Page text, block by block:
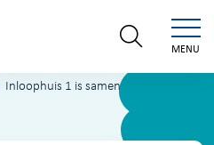
MENU
Inloophuis 1 is samen